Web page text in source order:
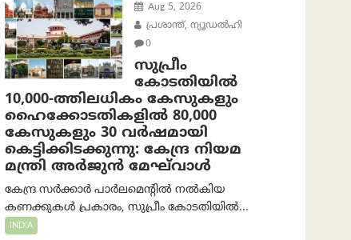
Aug 5, 2026
പ്രശാന്ത്, ന്യൂഡല്‍ഹി
0
സുപ്രീം
കോടതിയിൽ
10,000-ത്തിലധികം കേസുകളും
ഹൈക്കോടതികളിൽ 80,000
കേസുകളും 30 വർഷമായി
കെട്ടിക്കിടക്കുന്നു: കേന്ദ്ര നിയമ
മന്ത്രി അര്‍ജുന്‍ മേഘ്‌വാള്‍
കേന്ദ്ര സർക്കാർ പാർലമെന്റിൽ നൽകിയ
കണക്കുകൾ പ്രകാരം, സുപ്രീം കോടതിയിൽ...
INDIA